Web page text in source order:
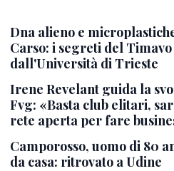
Dna alieno e
Carso: i segreti del
dall'Università di Trieste
Irene Revelant guida la
Fvg: «Basta club elitari,
rete aperta per fare
Camporosso, uomo di 80
da casa: ritrovato a Udine